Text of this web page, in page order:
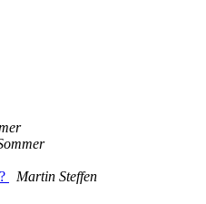
Martin Steffen